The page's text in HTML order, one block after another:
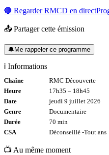
🔴 RegarderRMCD en direct
📤 Partager cette émission
🔔Me rappeler ce programme
ℹ️ Informations
Chaîne
RMC Découverte
Heure
17h35 – 18h45
Date
jeudi 9 juillet 2026
Genre
Documentaire
Durée
70 min
CSA
Déconseillé -Tout ans
📺 Au même moment